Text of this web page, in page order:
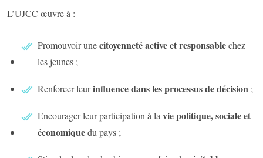
L’UJCC œuvre à :
Promouvoir unecitoyenneté active et responsablechez
les jeunes ;
Renforcer leurinfluence dans les processus de décision ;
Encourager leur participation à la vie politique, sociale et
économiquedu pays ;